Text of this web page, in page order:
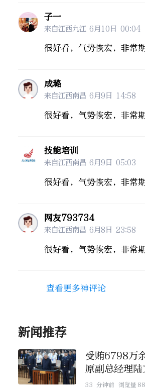
子一
来自江西九江 6月10日 00:04
很好看，气势恢宏，非常
成璐
来自江西南昌 6月9日 14:58
很好看，气势恢宏，非常
技能培训
来自江西南昌 6月9日 05:03
很好看，气势恢宏，非常
网友793734
来自江西南昌 6月8日 23:58
很好看，气势恢宏，非常
查看更多神评论
新闻推荐
受贿6798万
原副总经理陆
5年
33 分钟前 浏览量